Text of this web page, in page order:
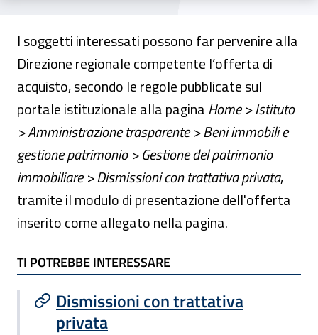
I soggetti interessati possono far pervenire alla
Direzione regionale competente l’offerta di
acquisto, secondo le regole pubblicate sul
portale istituzionale alla paginaHome > Istituto
> Amministrazione trasparente > Beni immobili e
gestione patrimonio > Gestione del patrimonio
immobiliare > Dismissioni con trattativa privata,
tramite il modulo di presentazione dell'offerta
inserito come allegato nella pagina.
TI POTREBBE INTERESSARE
TI POTREBBE INTERESSARE
Dismissioni con trattativa
privata